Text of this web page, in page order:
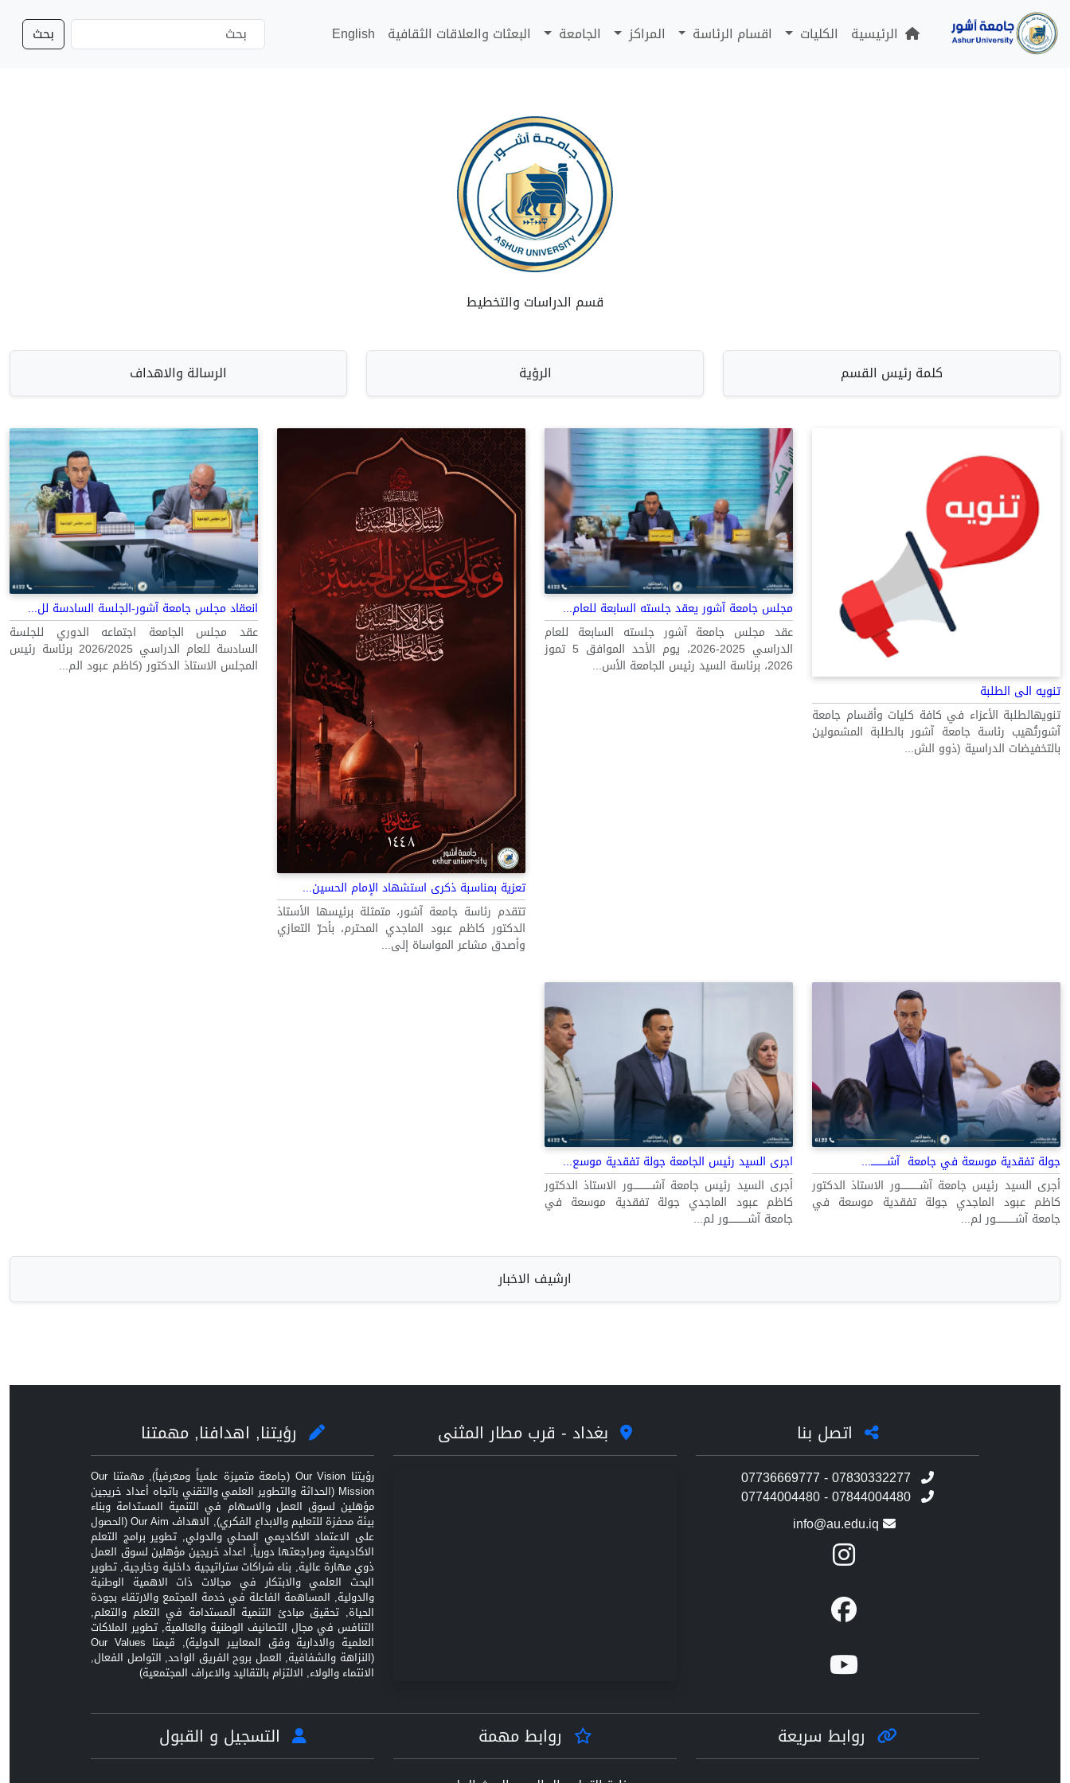
الرئيسية الكليات اقسام الرئاسة المراكز الجامعة البعثات والعلاقات الثقافية English بحث
قسم الدراسات والتخطيط
كلمة رئيس القسم الرؤية الرسالة والاهداف
تنويه الى الطلبة
تنويهالطلبة الأعزاء في كافة كليات وأقسام جامعة
آشورتُهيب رئاسة جامعة آشور بالطلبة المشمولين
بالتخفيضات الدراسية (ذوو الش...
مجلس جامعة آشور يعقد جلسته السابعة للعام...
عقد مجلس جامعة آشور جلسته السابعة للعام
الدراسي 2025-2026، يوم الأحد الموافق 5 تموز
2026، برئاسة السيد رئيس الجامعة الأس...
تعزية بمناسبة ذكرى استشهاد الإمام الحسين...
تتقدم رئاسة جامعة آشور، متمثلة برئيسها الأستاذ
الدكتور كاظم عبود الماجدي المحترم، بأحرّ التعازي
وأصدق مشاعر المواساة إلى...
انعقاد مجلس جامعة آشور-الجلسة السادسة لل...
عقد مجلس الجامعة اجتماعه الدوري للجلسة
السادسة للعام الدراسي 2026/2025 برئاسة رئيس
المجلس الاستاذ الدكتور (كاظم عبود الم...
جولة تفقدية موسعة في جامعة آشــــــــــ...
أجرى السيد رئيس جامعة آشــــــــــــور الاستاذ الدكتور
كاظم عبود الماجدي جولة تفقدية موسعة في
جامعة آشــــــــــــور لم...
اجرى السيد رئيس الجامعة جولة تفقدية موسع...
أجرى السيد رئيس جامعة آشــــــــــــور الاستاذ الدكتور
كاظم عبود الماجدي جولة تفقدية موسعة في
جامعة آشــــــــــــور لم...
ارشيف الاخبار
اتصل بنا
07736669777 - 07830332277
07744004480 - 07844004480
info@au.edu.iq
بغداد - قرب مطار المثنى رؤيتنا, اهدافنا, مهمتنا
رؤيتنا Our Vision (جامعة متميزة علمياً ومعرفياً), مهمتنا Our
Mission (الحداثة والتطوير العلمي والتقني باتجاه أعداد خريجين
مؤهلين لسوق العمل والاسهام في التنمية المستدامة وبناء
بيئة محفزة للتعليم والابداع الفكري), الاهداف Our Aim (الحصول
على الاعتماد الاكاديمي المحلي والدولي, تطوير برامج التعلم
الاكاديمية ومراجعتها دورياً, اعداد خريجين مؤهلين لسوق العمل
ذوي مهارة عالية, بناء شراكات ستراتيجية داخلية وخارجية, تطوير
البحث العلمي والابتكار في مجالات ذات الاهمية الوطنية
والدولية, المساهمة الفاعلة في خدمة المجتمع والارتقاء بجودة
الحياة, تحقيق مبادئ التنمية المستدامة في التعلم والتعلم,
التنافس في مجال التصانيف الوطنية والعالمية, تطوير الملاكات
العلمية والادارية وفق المعايير الدولية), قيمنا Our Values
(النزاهة والشفافية, العمل بروح الفريق الواحد, التواصل الفعال,
الانتماء والولاء, الالتزام بالتقاليد والاعراف المجتمعية)
روابط سريعة روابط مهمة التسجيل و القبول